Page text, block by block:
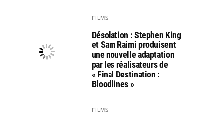
FILMS
Désolation : Stephen King
et Sam Raimi produisent
une nouvelle adaptation
par les réalisateurs de
« Final Destination :
Bloodlines »
FILMS